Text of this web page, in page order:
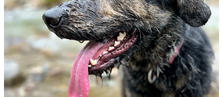
Doneren
Wil je meer van dit soortBrainfartslezen? En denk je “ik gun die
gozer wel een paar eurootjes zodat hij zijn schrijfsels blijft delen”.
Dan kun je betalend lid worden en voorzie je mij van een beetje
schrijvend bestaansrecht!
Subscribe
hieronder, kies voor een maandabonnement,
jaarabonnement (17% korting!) of sponsorship en ontvang als eerste